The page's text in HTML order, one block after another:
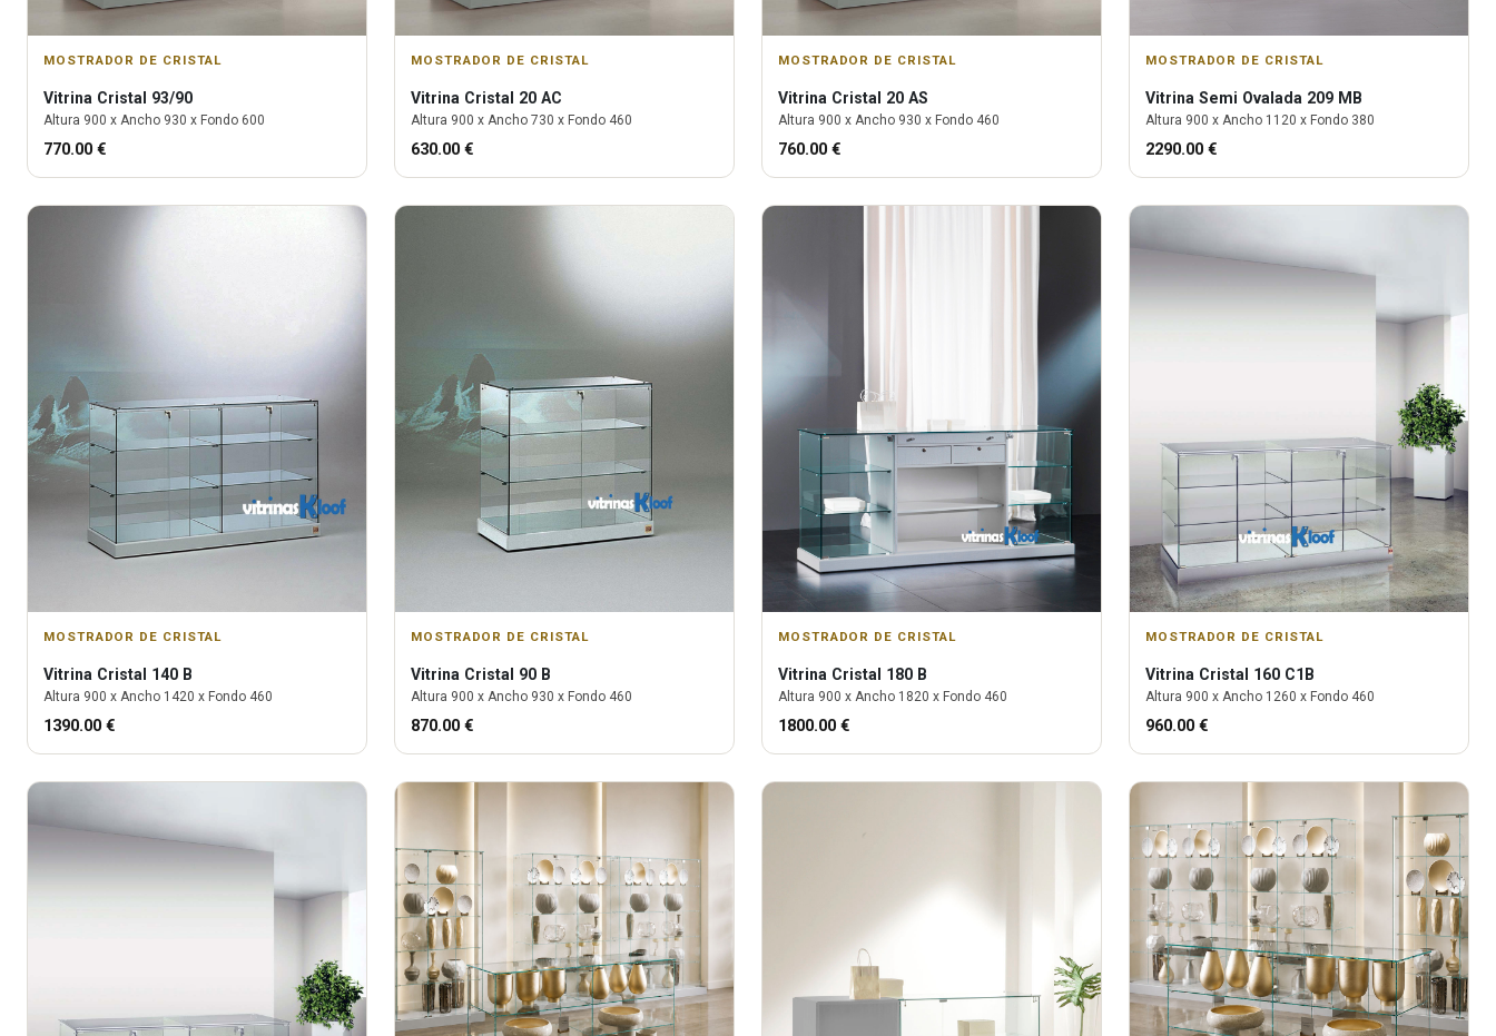
MOSTRADOR DE CRISTAL
Vitrina Cristal 93/90
Altura 900 x Ancho 930 x Fondo 600
770.00 €
MOSTRADOR DE CRISTAL
Vitrina Cristal 20 AC
Altura 900 x Ancho 730 x Fondo 460
630.00 €
MOSTRADOR DE CRISTAL
Vitrina Cristal 20 AS
Altura 900 x Ancho 930 x Fondo 460
760.00 €
MOSTRADOR DE CRISTAL
Vitrina Semi Ovalada 209 MB
Altura 900 x Ancho 1120 x Fondo 380
2290.00 €
MOSTRADOR DE CRISTAL
Vitrina Cristal 140 B
Altura 900 x Ancho 1420 x Fondo 460
1390.00 €
MOSTRADOR DE CRISTAL
Vitrina Cristal 90 B
Altura 900 x Ancho 930 x Fondo 460
870.00 €
MOSTRADOR DE CRISTAL
Vitrina Cristal 180 B
Altura 900 x Ancho 1820 x Fondo 460
1800.00 €
MOSTRADOR DE CRISTAL
Vitrina Cristal 160 C1B
Altura 900 x Ancho 1260 x Fondo 460
960.00 €